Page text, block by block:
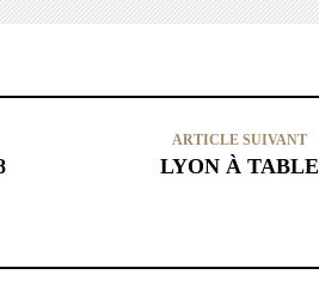
ARTICLE SUIVANT
LYON À TABLE